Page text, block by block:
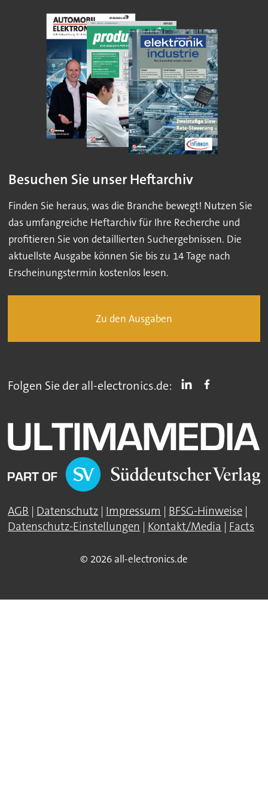
Besuchen Sie unser Heftarchiv
Finden Sie heraus, was die Branche bewegt! Nutzen Sie
das umfangreiche Heftarchiv für Ihre Recherche und
profitieren Sie von detaillierten Suchergebnissen. Die
aktuellste Ausgabe können Sie bis zu 14 Tage nach
Erscheinungstermin kostenlos lesen.
Zu den Ausgaben
Folgen Sie der all-electronics.de:
AGB | Datenschutz | Impressum | BFSG-Hinweise |
Datenschutz-Einstellungen | Kontakt/Media | Facts
© 2026 all-electronics.de